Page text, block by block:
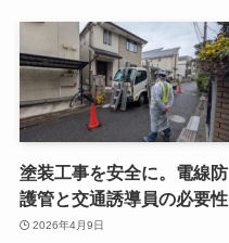
塗装工事を安全に。電線防
護管と交通誘導員の必要性
2026年4月9日